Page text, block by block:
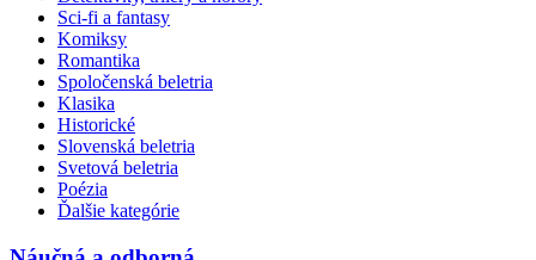
Sci-fi a fantasy
Komiksy
Romantika
Spoločenská beletria
Klasika
Historické
Slovenská beletria
Svetová beletria
Poézia
Ďalšie kategórie